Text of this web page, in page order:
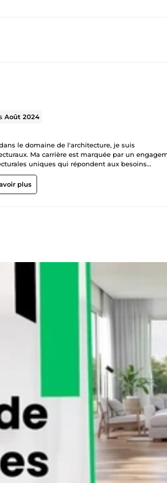
Août 2024
le domaine de l'architecture, je suis
Ma carrière est marquée par un
uniques qui répondent aux besoins
éco-responsable Aménagement d'espaces
projet est une opportunité de créer un
j'ai eu le privilège de travailler sur des projets
à des projets de rénovation ambitieux.
pouvons travailler ensemble pour créer des
plus